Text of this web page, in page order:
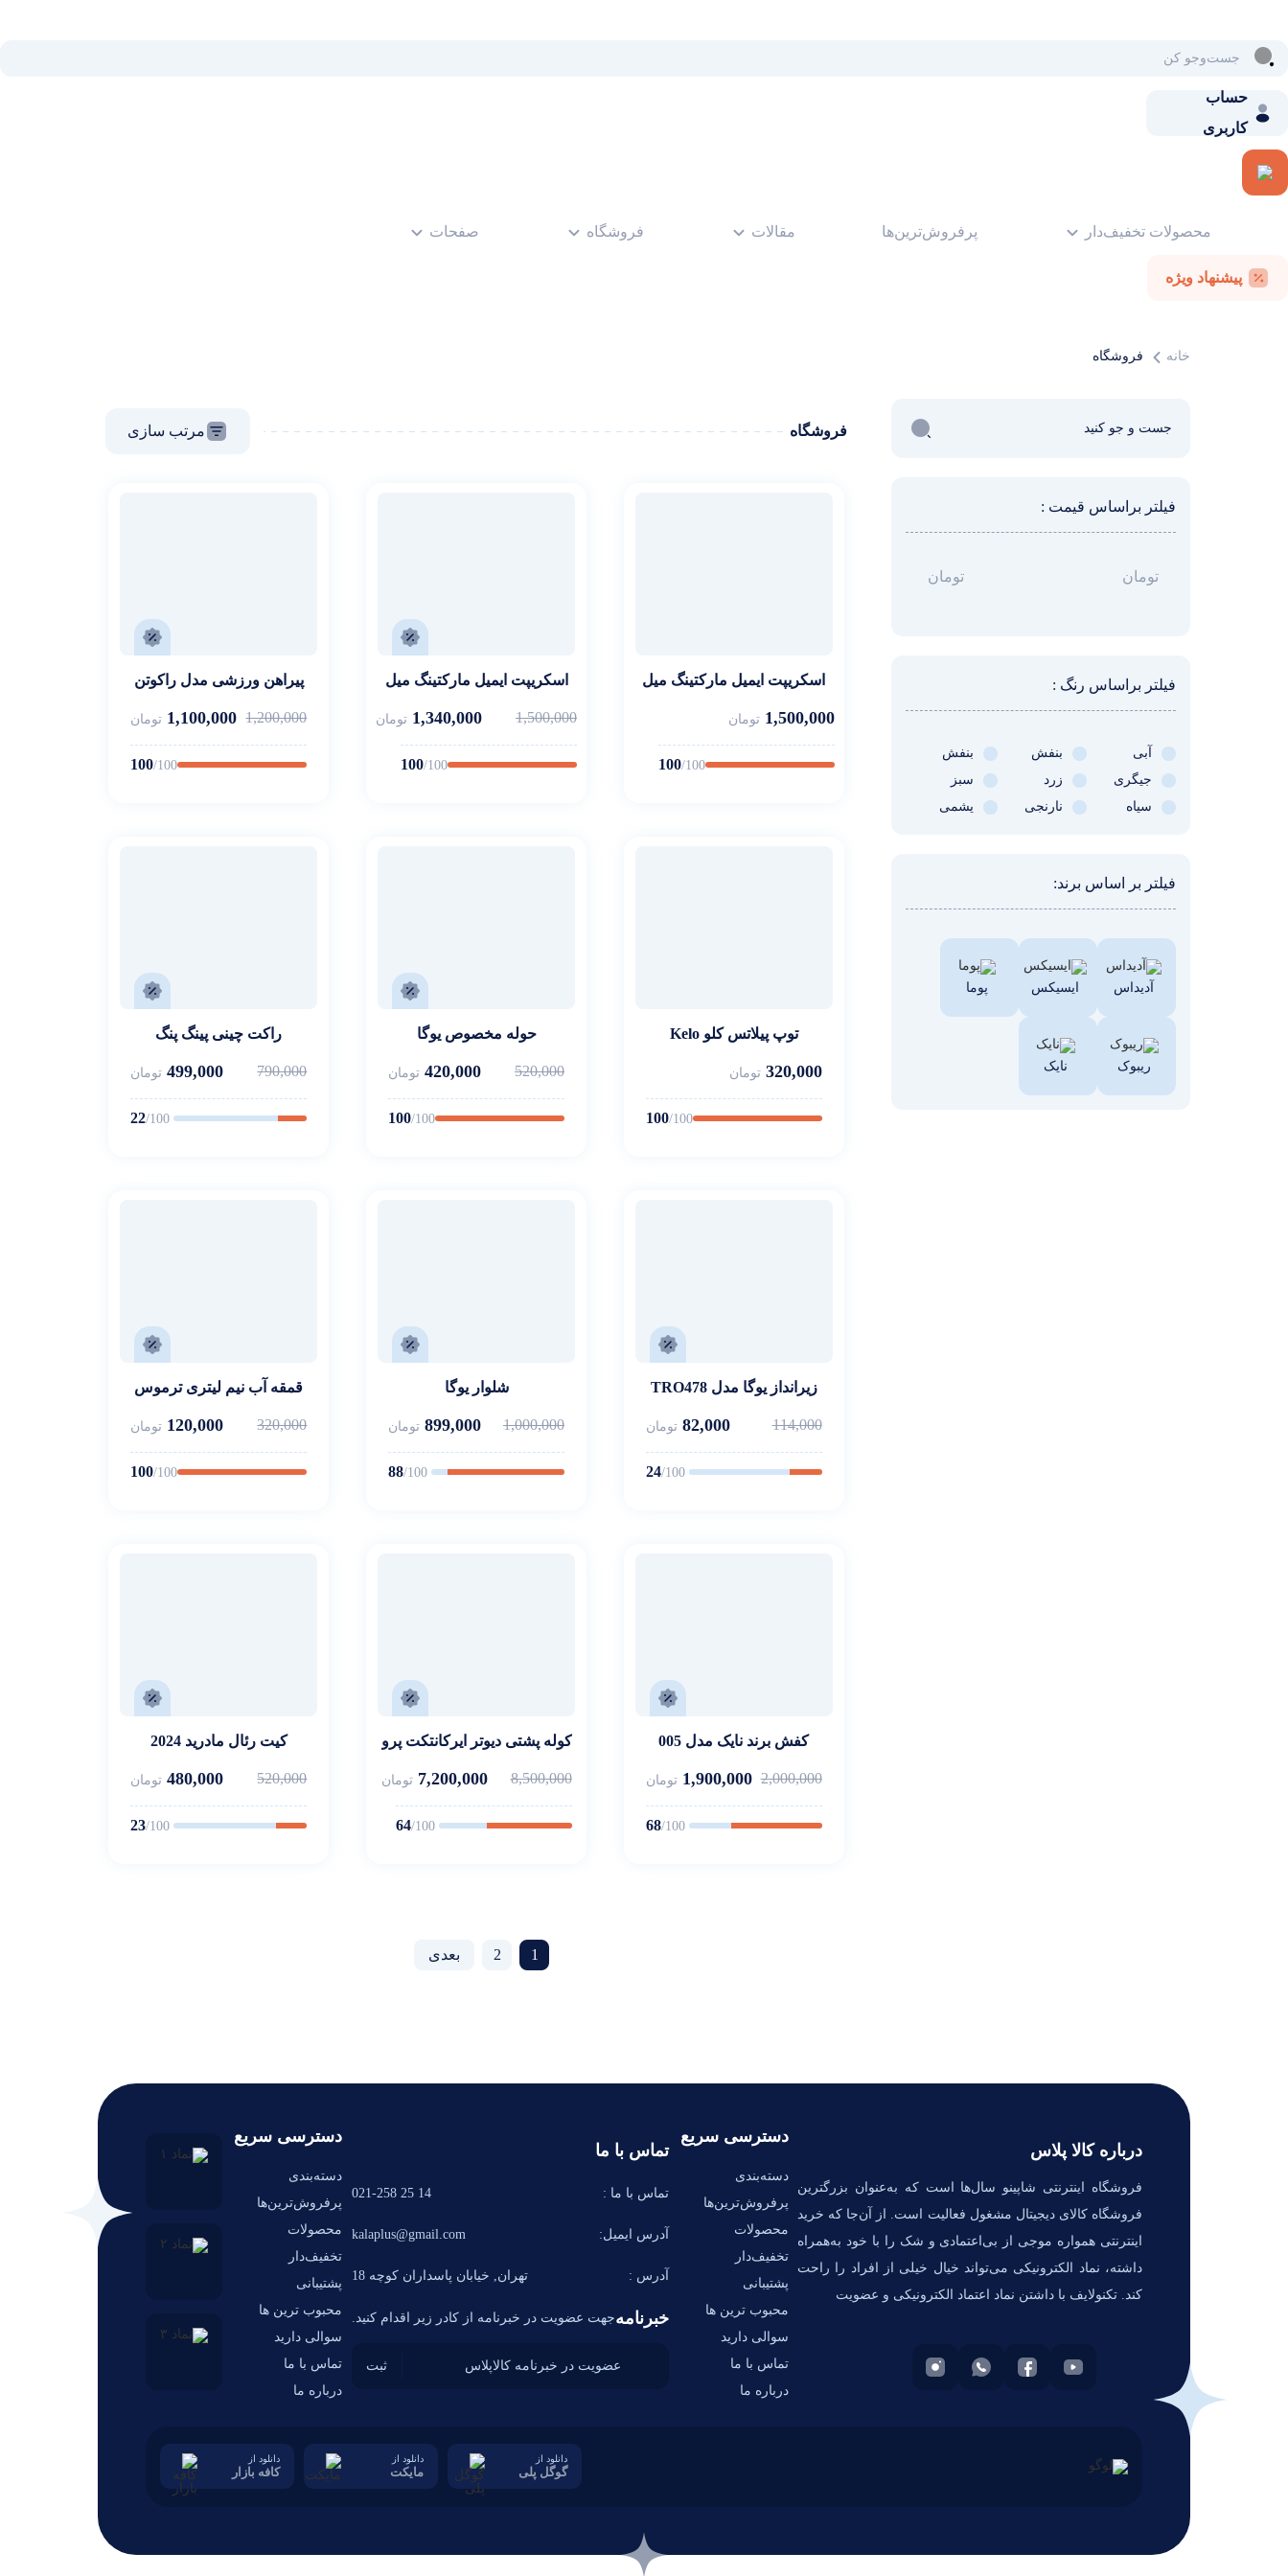
حساب
کاربری
محصولات تخفیف‌دار پرفروش‌ترین‌ها مقالات فروشگاه صفحات
پیشنهاد ویژه
خانه فروشگاه
فیلتر براساس قیمت :
تومان تومان
فیلتر براساس رنگ :
آبی
بنفش
پررنگ
بنفش
کمرنگ
جیگری زرد
سبز
سیاه
نارنجی یشمی
فیلتر بر اساس برند:
آدیداس ایسیکس پوما
ریبوک نایک
فروشگاه مرتب سازی
اسکریپت ایمیل مارکتینگ میل
ویز
1,500,000 تومان
100/100
اسکریپت ایمیل مارکتینگ میل
ویز2
1,500,000
1,340,000 تومان
100/100
پیراهن ورزشی مدل راکوتن
1,200,000
1,100,000 تومان
100/100
توپ پیلاتس کلو Kelo
320,000 تومان
100/100
حوله مخصوص یوگا
520,000
420,000 تومان
100/100
راکت چینی پینگ پنگ
790,000
499,000 تومان
22/100
زیرانداز یوگا مدل TRO478
114,000
82,000 تومان
24/100
شلوار یوگا
1,000,000
899,000 تومان
88/100
قمقه آب نیم لیتری ترموس
320,000
120,000 تومان
100/100
کفش برند نایک مدل 005
2,000,000
1,900,000 تومان
68/100
کوله پشتی دیوتر ایرکانتکت پرو
8,500,000
7,200,000 تومان
64/100
کیت رئال مادرید 2024
520,000
480,000 تومان
23/100
1
2
←
درباره کالا پلاس
فروشگاه اینترنتی شاپینو سال‌ها است که به‌عنوان بزرگترین
فروشگاه کالای دیجیتال مشغول فعالیت است. از آن‌جا که خرید
اینترنتی همواره موجی از بی‌اعتمادی و شک را با خود به‌همراه
داشته، نماد الکترونیکی می‌تواند خیال خیلی از افراد را راحت
کند. تکنولایف با داشتن نماد اعتماد الکترونیکی و عضویت
دسترسی سریع
دسته‌بندی
پرفروش‌ترین‌ها
محصولات
تخفیف‌دار
پشتیبانی
محبوب ترین ها
سوالی دارید
تماس با ما
درباره ما
تماس با ما
تماس با ما : 14 25 021-258
آدرس ایمیل: kalaplus@gmail.com
آدرس : تهران, خیابان پاسداران کوچه 18
خبرنامهجهت عضویت در خبرنامه از کادر زیر اقدام کنید.
دسترسی سریع
دسته‌بندی
پرفروش‌ترین‌ها
محصولات
تخفیف‌دار
پشتیبانی
محبوب ترین ها
سوالی دارید
تماس با ما
درباره ما
دانلود از
گوگل پلی
دانلود از
مایکت
دانلود از
کافه بازار